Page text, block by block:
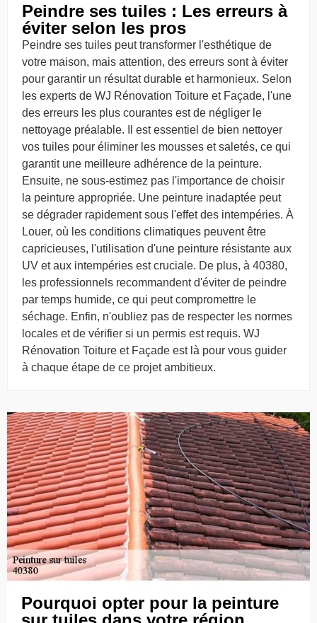
Peindre ses tuiles : Les erreurs à
éviter selon les pros
Peindre ses tuiles peut transformer l'esthétique de
votre maison, mais attention, des erreurs sont à éviter
pour garantir un résultat durable et harmonieux. Selon
les experts de WJ Rénovation Toiture et Façade, l'une
des erreurs les plus courantes est de négliger le
nettoyage préalable. Il est essentiel de bien nettoyer
vos tuiles pour éliminer les mousses et saletés, ce qui
garantit une meilleure adhérence de la peinture.
Ensuite, ne sous-estimez pas l'importance de choisir
la peinture appropriée. Une peinture inadaptée peut
se dégrader rapidement sous l'effet des intempéries. À
Louer, où les conditions climatiques peuvent être
capricieuses, l'utilisation d'une peinture résistante aux
UV et aux intempéries est cruciale. De plus, à 40380,
les professionnels recommandent d'éviter de peindre
par temps humide, ce qui peut compromettre le
séchage. Enfin, n'oubliez pas de respecter les normes
locales et de vérifier si un permis est requis. WJ
Rénovation Toiture et Façade est là pour vous guider
à chaque étape de ce projet ambitieux.
Pourquoi opter pour la peinture